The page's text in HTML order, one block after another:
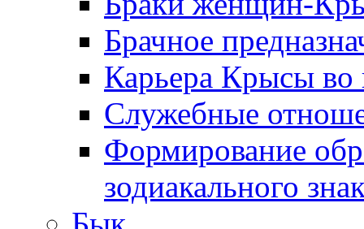
Брачное
Карьера Крысы во
Служебные
Формирование
зодиакального